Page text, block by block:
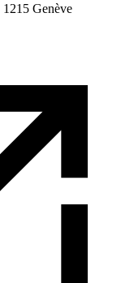
1215 Genève